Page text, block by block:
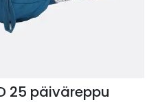
25 päiväreppu